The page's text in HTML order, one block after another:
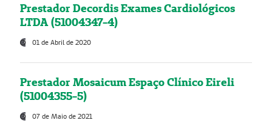
Prestador Decordis Exames Cardiológicos
LTDA (51004347-4)
01 de Abril de 2020
Prestador Mosaicum Espaço Clínico Eireli
(51004355-5)
07 de Maio de 2021